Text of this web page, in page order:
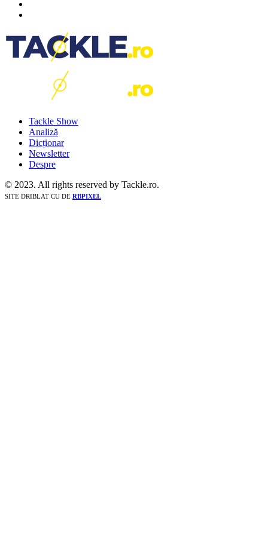
Tackle Show
Analiză
Dicționar
Newsletter
Despre
© 2023. All rights reserved by Tackle.ro.
SITE DRIBLAT CU DE RBPIXEL